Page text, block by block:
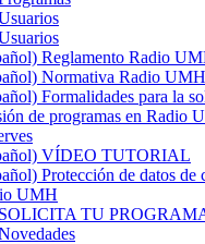
Reglamento Radio
Normativa Radio UMH
Formalidades para la
de programas en Radio
VÍDEO TUTORIAL
Protección de datos de
UMH
TU